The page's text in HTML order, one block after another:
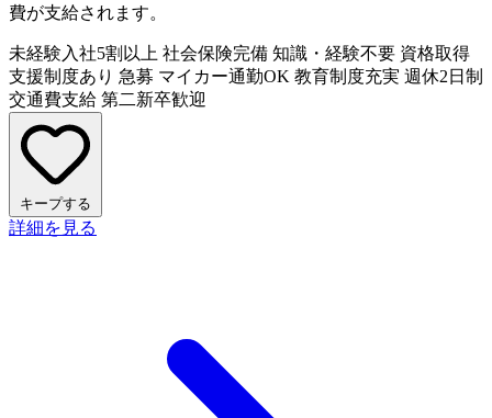
費が支給されます。
未経験入社5割以上 社会保険完備 知識・経験不要 資格取得
支援制度あり 急募 マイカー通勤OK 教育制度充実 週休2日制
交通費支給 第二新卒歓迎
キープする
詳細を見る